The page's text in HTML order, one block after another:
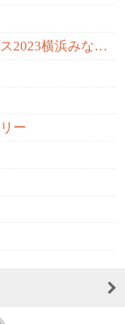
なとみらいイベント
ー